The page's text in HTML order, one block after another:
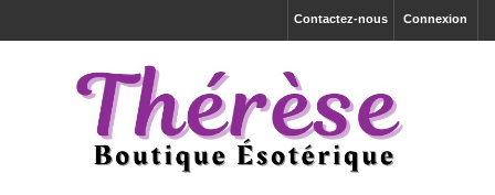
Connexion
Contactez-nous